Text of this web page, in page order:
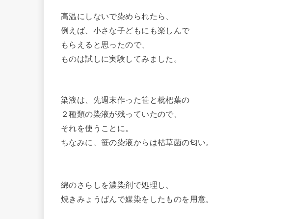
高温にしないで染められたら、
例えば、小さな子どもにも楽しんで
もらえると思ったので、
ものは試しに実験してみました。
染液は、先週末作った笹と枇杷葉の
２種類の染液が残っていたので、
それを使うことに。
ちなみに、笹の染液からは枯草菌の匂い。
綿のさらしを濃染剤で処理し、
焼きみょうばんで媒染をしたものを用意。